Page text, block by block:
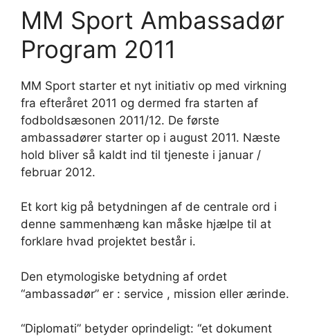
MM Sport Ambassadør
Program 2011
MM Sport starter et nyt initiativ op med virkning
fra efteråret 2011 og dermed fra starten af
fodboldsæsonen 2011/12. De første
ambassadører starter op i august 2011. Næste
hold bliver så kaldt ind til tjeneste i januar /
februar 2012.
Et kort kig på betydningen af de centrale ord i
denne sammenhæng kan måske hjælpe til at
forklare hvad projektet består i.
Den etymologiske betydning af ordet
“ambassadør” er : service , mission eller ærinde.
“Diplomati” betyder oprindeligt: “et dokument